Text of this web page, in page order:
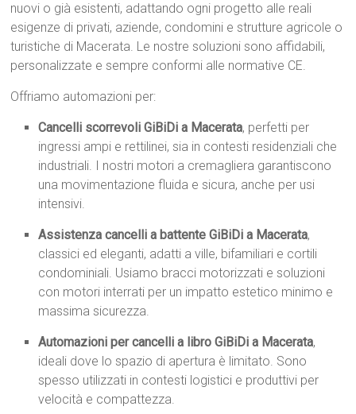
nuovi o già esistenti, adattando ogni progetto alle reali
esigenze di privati, aziende, condomini e strutture agricole o
turistiche di Macerata. Le nostre soluzioni sono affidabili,
personalizzate e sempre conformi alle normative CE.
Offriamo automazioni per:
Cancelli scorrevoli GiBiDi a Macerata, perfetti per
ingressi ampi e rettilinei, sia in contesti residenziali che
industriali. I nostri motori a cremagliera garantiscono
una movimentazione fluida e sicura, anche per usi
intensivi.
Assistenza cancelli a battente GiBiDi a Macerata,
classici ed eleganti, adatti a ville, bifamiliari e cortili
condominiali. Usiamo bracci motorizzati e soluzioni
con motori interrati per un impatto estetico minimo e
massima sicurezza.
Automazioni per cancelli a libro GiBiDi a Macerata,
ideali dove lo spazio di apertura è limitato. Sono
spesso utilizzati in contesti logistici e produttivi per
velocità e compattezza.